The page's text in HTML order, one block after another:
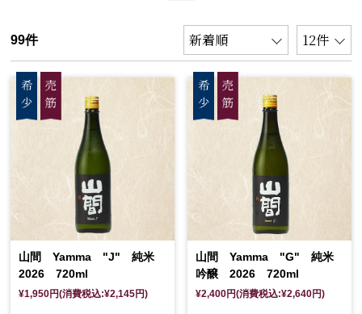
99件
山間 Yamma "J" 純米
2026 720ml
¥1,950円(消費税込:¥2,145円)
山間 Yamma "G" 純米
吟醸 2026 720ml
¥2,400円(消費税込:¥2,640円)